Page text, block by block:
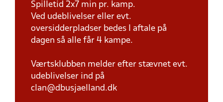
Spilletid 2x7 min pr. kamp.
Ved udeblivelser eller evt.
oversidderpladser bedes I aftale på
dagen så alle får 4 kampe.
Værtsklubben melder efter stævnet evt.
udeblivelser ind på
clan@dbusjaelland.dk